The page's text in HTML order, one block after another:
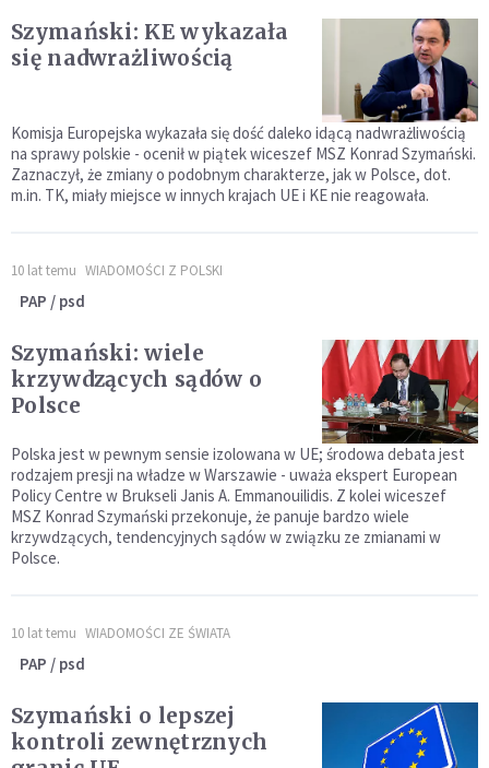
Szymański: KE wykazała
się nadwrażliwością
Komisja Europejska wykazała się dość daleko idącą nadwrażliwością
na sprawy polskie - ocenił w piątek wiceszef MSZ Konrad Szymański.
Zaznaczył, że zmiany o podobnym charakterze, jak w Polsce, dot.
m.in. TK, miały miejsce w innych krajach UE i KE nie reagowała.
10 lat temu WIADOMOŚCI Z POLSKI
PAP / psd
Szymański: wiele
krzywdzących sądów o
Polsce
Polska jest w pewnym sensie izolowana w UE; środowa debata jest
rodzajem presji na władze w Warszawie - uważa ekspert European
Policy Centre w Brukseli Janis A. Emmanouilidis. Z kolei wiceszef
MSZ Konrad Szymański przekonuje, że panuje bardzo wiele
krzywdzących, tendencyjnych sądów w związku ze zmianami w
Polsce.
10 lat temu WIADOMOŚCI ZE ŚWIATA
PAP / psd
Szymański o lepszej
kontroli zewnętrznych